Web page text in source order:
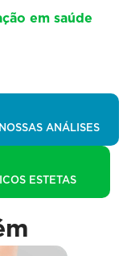
em saúde
ANÁLISES
ESTETAS